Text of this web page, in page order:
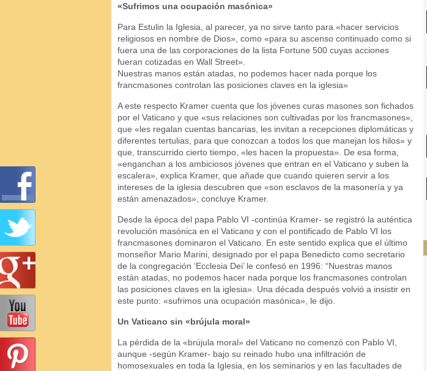
«Sufrimos una ocupación masónica»
Para Estulin la Iglesia, al parecer, ya no sirve tanto para «hacer servicios
religiosos en nombre de Dios», como «para su ascenso continuado como si
fuera una de las corporaciones de la lista Fortune 500 cuyas acciones
fueran cotizadas en Wall Street».
Nuestras manos están atadas, no podemos hacer nada porque los
francmasones controlan las posiciones claves en la iglesia»
A este respecto Kramer cuenta que los jóvenes curas masones son fichados
por el Vaticano y que «sus relaciones son cultivadas por los francmasones»,
que «les regalan cuentas bancarias, les invitan a recepciones diplomáticas y
diferentes tertulias, para que conozcan a todos los que manejan los hilos» y
que, transcurrido cierto tiempo, «les hacen la propuesta». De esa forma,
«enganchan a los ambiciosos jóvenes que entran en el Vaticano y suben la
escalera», explica Kramer, que añade que cuando quieren servir a los
intereses de la iglesia descubren que «son esclavos de la masonería y ya
están amenazados», concluye Kramer.
Desde la época del papa Pablo VI -continúa Kramer- se registró la auténtica
revolución masónica en el Vaticano y con el pontificado de Pablo VI los
francmasones dominaron el Vaticano. En este sentido explica que el último
monseñor Mario Marini, designado por el papa Benedicto como secretario
de la congregación ‘Ecclesia Dei’ le confesó en 1996: “Nuestras manos
están atadas, no podemos hacer nada porque los francmasones controlan
las posiciones claves en la iglesia». Una década después volvió a insistir en
este punto: «sufrimos una ocupación masónica», le dijo.
Un Vaticano sin «brújula moral»
La pérdida de la «brújula moral» del Vaticano no comenzó con Pablo VI,
aunque -según Kramer- bajo su reinado hubo una infiltración de
homosexuales en toda la Iglesia, en los seminarios y en las facultades de